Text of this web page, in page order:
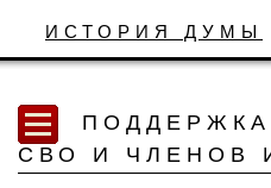
ИСТОРИЯ ДУМЫ
СВО И ЧЛЕНОВ